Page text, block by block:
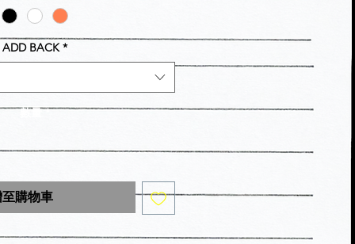
ADD BACK *
數量 *
購物車